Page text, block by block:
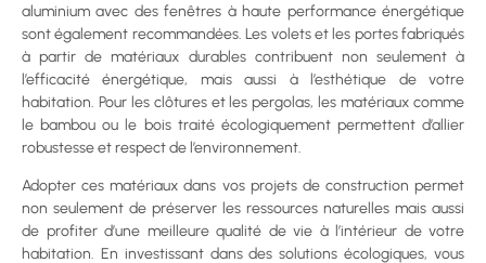
aluminium avec des fenêtres à haute performance énergétique
sont également recommandées. Les volets et les portes fabriqués
à partir de matériaux durables contribuent non seulement à
l’efficacité énergétique, mais aussi à l’esthétique de votre
habitation. Pour les clôtures et les pergolas, les matériaux comme
le bambou ou le bois traité écologiquement permettent d’allier
robustesse et respect de l’environnement.
Adopter ces matériaux dans vos projets de construction permet
non seulement de préserver les ressources naturelles mais aussi
de profiter d’une meilleure qualité de vie à l’intérieur de votre
habitation. En investissant dans des solutions écologiques, vous